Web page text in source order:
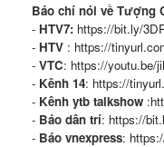
Báo chí nói về Tượng
- HTV7: https://bit.ly/
- HTV : https://
- VTC: https://youtu.be/
- Kênh 14: https://
- Kênh ytb talkshow :
- Báo dân trí: https://
- Báo vnexpress: